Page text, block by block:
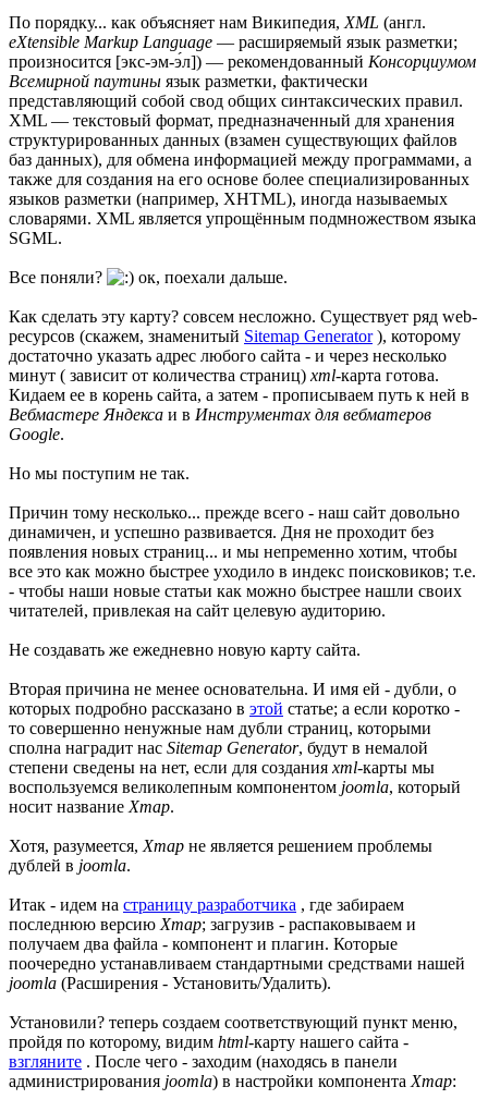
По порядку... как объясняет нам Википедия, XML (англ.
eXtensible Markup Language — расширяемый язык разметки;
произносится [экс-эм-э́л]) — рекомендованный Консорциумом
Всемирной паутины язык разметки, фактически
представляющий собой свод общих синтаксических правил.
XML — текстовый формат, предназначенный для хранения
структурированных данных (взамен существующих файлов
баз данных), для обмена информацией между программами, а
также для создания на его основе более специализированных
языков разметки (например, XHTML), иногда называемых
словарями. XML является упрощённым подмножеством языка
SGML.
Все поняли? ок, поехали дальше.
Как сделать эту карту? совсем несложно. Существует ряд web-
ресурсов (скажем, знаменитый Sitemap Generator), которому
достаточно указать адрес любого сайта - и через несколько
минут ( зависит от количества страниц) xml-карта готова.
Кидаем ее в корень сайта, а затем - прописываем путь к ней в
Вебмастере Яндекса и в Инструментах для вебматеров
Google.
Но мы поступим не так.
Причин тому несколько... прежде всего - наш сайт довольно
динамичен, и успешно развивается. Дня не проходит без
появления новых страниц... и мы непременно хотим, чтобы
все это как можно быстрее уходило в индекс поисковиков; т.е.
- чтобы наши новые статьи как можно быстрее нашли своих
читателей, привлекая на сайт целевую аудиторию.
Не создавать же ежедневно новую карту сайта.
Вторая причина не менее основательна. И имя ей - дубли, о
которых подробно рассказано в этой статье; а если коротко -
то совершенно ненужные нам дубли страниц, которыми
сполна наградит нас Sitemap Generator, будут в немалой
степени сведены на нет, если для создания xml-карты мы
воспользуемся великолепным компонентом joomla, который
носит название Xmap.
Хотя, разумеется, Xmap не является решением проблемы
дублей в joomla.
Итак - идем на страницу разработчика , где забираем
последнюю версию Xmap; загрузив - распаковываем и
получаем два файла - компонент и плагин. Которые
поочередно устанавливаем стандартными средствами нашей
joomla (Расширения - Установить/Удалить).
Установили? теперь создаем соответствующий пункт меню,
пройдя по которому, видим html-карту нашего сайта -
взгляните . После чего - заходим (находясь в панели
администрирования joomla) в настройки компонента Xmap: